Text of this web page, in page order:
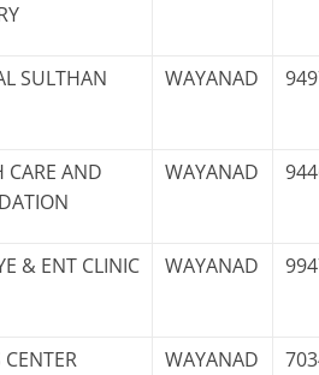
SULTHAN
WAYANAD
CARE AND
WAYANAD
& ENT CLINIC WAYANAD
WAYANAD